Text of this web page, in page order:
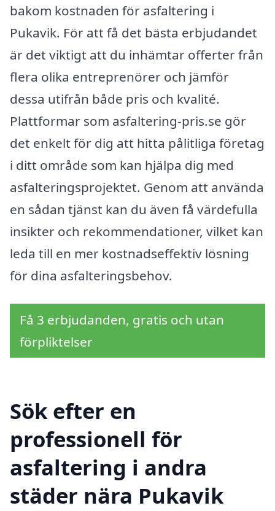
bakom kostnaden för asfaltering i
Pukavik. För att få det bästa erbjudandet
är det viktigt att du inhämtar offerter från
flera olika entreprenörer och jämför
dessa utifrån både pris och kvalité.
Plattformar som asfaltering-pris.se gör
det enkelt för dig att hitta pålitliga företag
i ditt område som kan hjälpa dig med
asfalteringsprojektet. Genom att använda
en sådan tjänst kan du även få värdefulla
insikter och rekommendationer, vilket kan
leda till en mer kostnadseffektiv lösning
för dina asfalteringsbehov.
Få 3 erbjudanden, gratis och utan
förpliktelser
Sök efter en
professionell för
asfaltering i andra
städer nära Pukavik